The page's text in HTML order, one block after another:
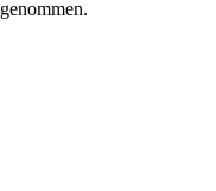
genommen.